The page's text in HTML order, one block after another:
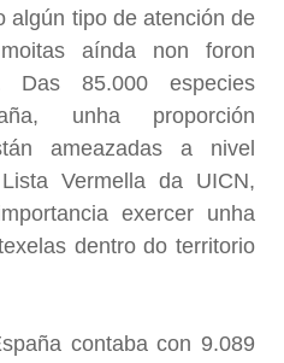
algún tipo de atención de
aínda non foron
Das 85.000 especies
unha proporción
ameazadas a nivel
Vermella da UICN,
exercer unha
dentro do territorio
contaba con 9.089